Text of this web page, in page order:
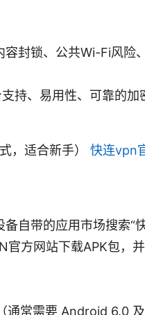
封锁、公共Wi-Fi风险
持、易用性、可靠的加
，适合新手） 快连vpn
自带的应用市场搜索“
方网站下载APK包，
常需要 Android 6.0 及